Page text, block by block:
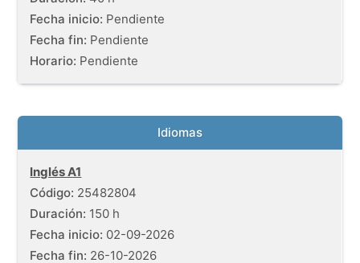
Fecha inicio: Fecha de inicio:
Pendiente
Fecha fin: Fecha de fin:
Pendiente
Horario: Horario:
Pendiente
Idiomas
Código: 25482804
Inglés A1
Duración: 150 h
Fecha inicio: 02-09-2026
Fecha fin: 26-10-2026